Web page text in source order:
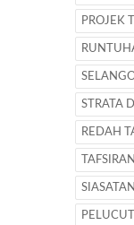
PROJEK
STRATA
REDAH